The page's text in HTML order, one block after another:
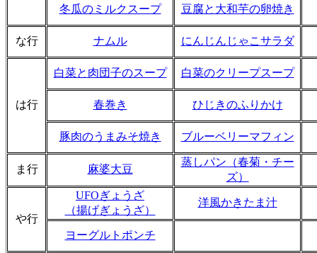
冬瓜のミルクスープ 豆腐と大和芋の卵焼き
な行 ナムル にんじんじゃこサラダ
は行
白菜と肉団子のスープ 白菜のクリープスープ
春巻き ひじきのふりかけ
豚肉のうまみそ焼き ブルーベリーマフィン
ま行 麻婆大豆
蒸しパン（春菊・チー
ズ）
や行
UFOぎょうざ
（揚げぎょうざ）
洋風かきたま汁
ヨーグルトポンチ